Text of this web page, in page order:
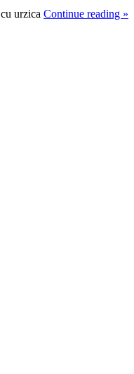
urzica Continue reading »